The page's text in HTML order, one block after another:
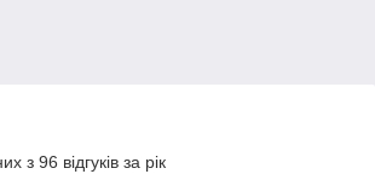
з 96 відгуків за рік